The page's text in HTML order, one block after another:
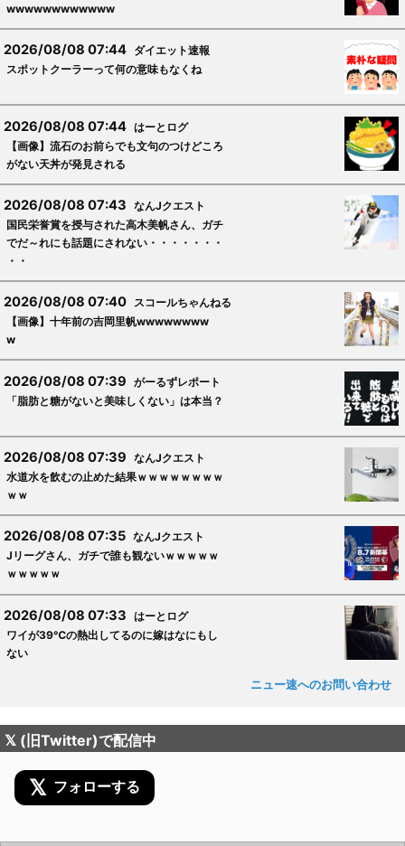
wwwwwwwwwwww
2026/08/08 07:44ダイエット速報
スポットクーラーって何の意味もなくね
2026/08/08 07:44はーとログ
【画像】流石のお前らでも文句のつけどころ
がない天丼が発見される
2026/08/08 07:43なんJクエスト
国民栄誉賞を授与された高木美帆さん、ガチ
でだ～れにも話題にされない・・・・・・・
・・
2026/08/08 07:40スコールちゃんねる
【画像】十年前の吉岡里帆wwwwwwww
w
2026/08/08 07:39がーるずレポート
「脂肪と糖がないと美味しくない」は本当？
2026/08/08 07:39なんJクエスト
水道水を飲むの止めた結果ｗｗｗｗｗｗｗｗ
ｗｗ
2026/08/08 07:35なんJクエスト
Jリーグさん、ガチで誰も観ないｗｗｗｗｗ
ｗｗｗｗｗ
2026/08/08 07:33はーとログ
ワイが39℃の熱出してるのに嫁はなにもし
ない
ニュー速へのお問い合わせ
𝕏 (旧Twitter)で配信中
𝕏 フォローする